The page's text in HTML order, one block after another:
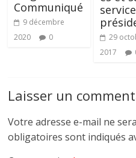
Communiqué
9 décembre
2020
0
29
2017
Laisser un
Votre adresse e-mail ne
obligatoires sont indiqués